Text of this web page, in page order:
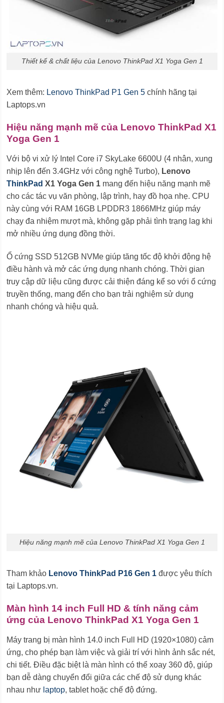
Thiết kế & chất liệu của Lenovo ThinkPad X1 Yoga Gen 1
Xem thêm: Lenovo ThinkPad P1 Gen 5 chính hãng tại
Laptops.vn
Hiệu năng mạnh mẽ của Lenovo ThinkPad X1
Yoga Gen 1
Với bộ vi xử lý Intel Core i7 SkyLake 6600U (4 nhân, xung
nhịp lên đến 3.4GHz với công nghệ Turbo), Lenovo
ThinkPad X1 Yoga Gen 1 mang đến hiệu năng mạnh mẽ
cho các tác vụ văn phòng, lập trình, hay đồ họa nhẹ. CPU
này cùng với RAM 16GB LPDDR3 1866MHz giúp máy
chạy đa nhiệm mượt mà, không gặp phải tình trạng lag khi
mở nhiều ứng dụng đồng thời.
Ổ cứng SSD 512GB NVMe giúp tăng tốc độ khởi động hệ
điều hành và mở các ứng dụng nhanh chóng. Thời gian
truy cập dữ liệu cũng được cải thiện đáng kể so với ổ cứng
truyền thống, mang đến cho bạn trải nghiệm sử dụng
nhanh chóng và hiệu quả.
Hiệu năng mạnh mẽ của Lenovo ThinkPad X1 Yoga Gen 1
Tham khảo Lenovo ThinkPad P16 Gen 1 được yêu thích
tại Laptops.vn.
Màn hình 14 inch Full HD & tính năng cảm
ứng của Lenovo ThinkPad X1 Yoga Gen 1
Máy trang bị màn hình 14.0 inch Full HD (1920×1080) cảm
ứng, cho phép bạn làm việc và giải trí với hình ảnh sắc nét,
chi tiết. Điều đặc biệt là màn hình có thể xoay 360 độ, giúp
bạn dễ dàng chuyển đổi giữa các chế độ sử dụng khác
nhau như laptop, tablet hoặc chế độ đứng.